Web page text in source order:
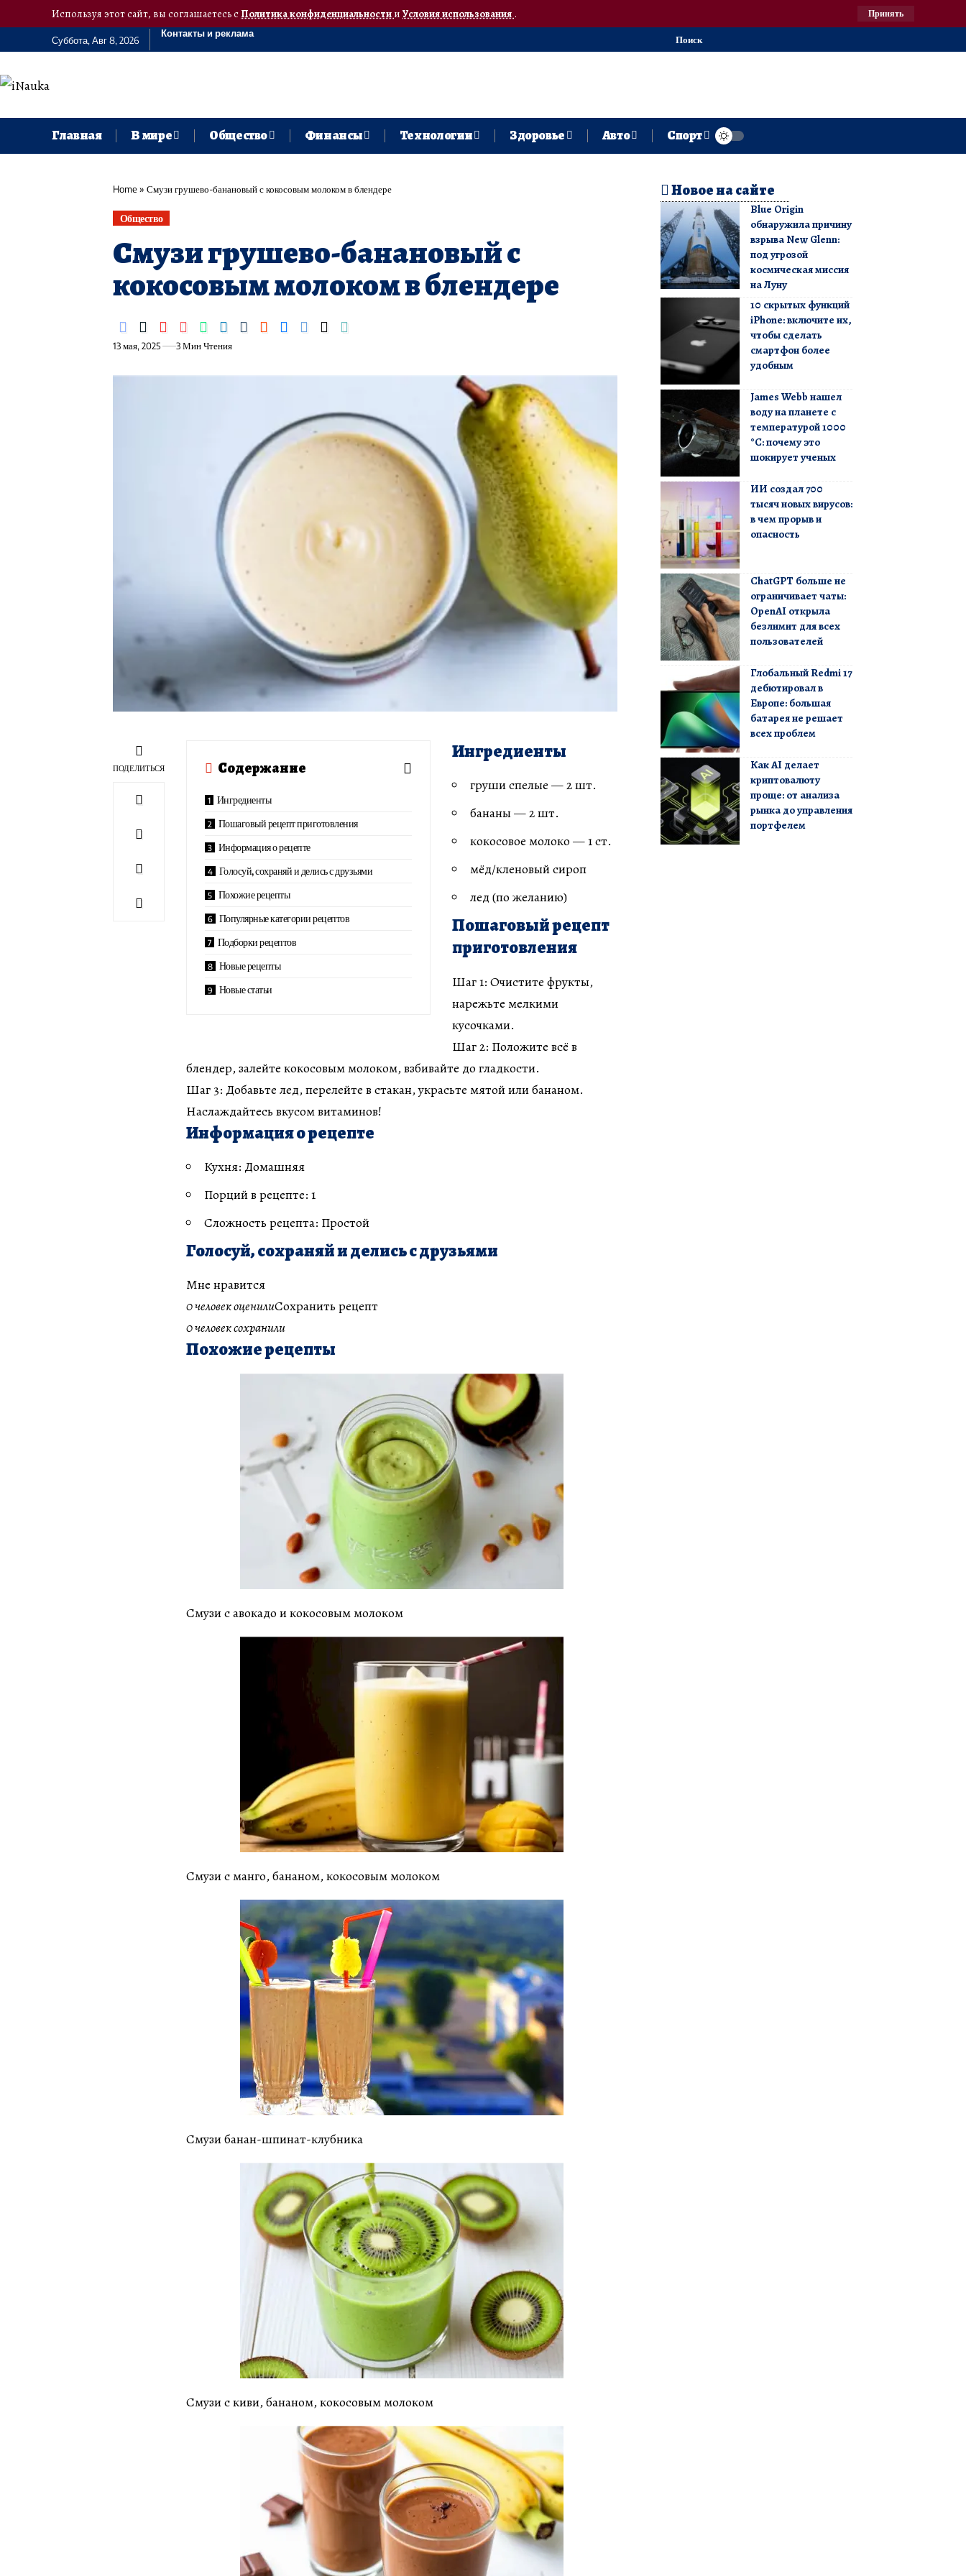
Используя этот сайт, вы соглашаетесь сПолитика конфиденциальностии Условия использования. Принять
Суббота, Авг 8, 2026
Контакты и реклама
Поиск
Главная В мире Общество Финансы Технологии Здоровье Авто Спорт
Home» Смузи грушево-банановый с кокосовым молоком в блендере
Общество
Смузи грушево-банановый с
кокосовым молоком в блендере
13 мая, 2025 3 Мин Чтения
ПОДЕЛИТЬСЯ Содержание
Ингредиенты
Пошаговый рецепт приготовления
Информация о рецепте
Голосуй, сохраняй и делись с друзьями
Похожие рецепты
Популярные категории рецептов
Подборки рецептов
Новые рецепты
Новые статьи
Ингредиенты
груши спелые — 2 шт.
бананы — 2 шт.
кокосовое молоко — 1 ст.
мёд/кленовый сироп
лед (по желанию)
Пошаговый рецепт
приготовления
Шаг 1: Очистите фрукты,
нарежьте мелкими
кусочками.
Шаг 2: Положите всё в
блендер, залейте кокосовым молоком, взбивайте до гладкости.
Шаг 3: Добавьте лед, перелейте в стакан, украсьте мятой или бананом.
Наслаждайтесь вкусом витаминов!
Информация о рецепте
Кухня: Домашняя
Порций в рецепте: 1
Сложность рецепта: Простой
Голосуй, сохраняй и делись с друзьями
Мне нравится
0 человек оценилиСохранить рецепт
0 человек сохранили
Похожие рецепты
Смузи с авокадо и кокосовым молоком
Смузи с манго, бананом, кокосовым молоком
Смузи банан-шпинат-клубника
Смузи с киви, бананом, кокосовым молоком
Новое на сайте
Blue Origin
обнаружила причину
взрыва New Glenn:
под угрозой
космическая миссия
на Луну
10 скрытых функций
iPhone: включите их,
чтобы сделать
смартфон более
удобным
James Webb нашел
воду на планете с
температурой 1000
°C: почему это
шокирует ученых
ИИ создал 700
тысяч новых вирусов:
в чем прорыв и
опасность
ChatGPT больше не
ограничивает чаты:
OpenAI открыла
безлимит для всех
пользователей
Глобальный Redmi 17
дебютировал в
Европе: большая
батарея не решает
всех проблем
Как AI делает
криптовалюту
проще: от анализа
рынка до управления
портфелем